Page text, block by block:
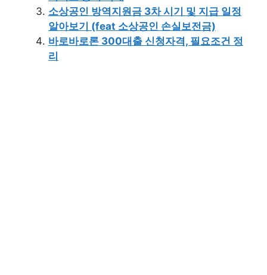
소상공인 방역지원금 3차 시기 및 지급 일정
알아보기 (feat 소상공인 손실보전금)
바로바로론 300대출 신청자격, 필요조건 정
리